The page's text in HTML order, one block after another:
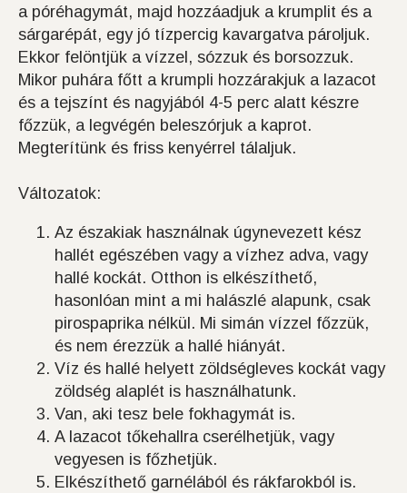
a póréhagymát, majd hozzáadjuk a krumplit és a
sárgarépát, egy jó tízpercig kavargatva pároljuk.
Ekkor felöntjük a vízzel, sózzuk és borsozzuk.
Mikor puhára főtt a krumpli hozzárakjuk a lazacot
és a tejszínt és nagyjából 4-5 perc alatt készre
főzzük, a legvégén beleszórjuk a kaprot.
Megterítünk és friss kenyérrel tálaljuk.
Változatok:
Az északiak használnak úgynevezett kész
hallét egészében vagy a vízhez adva, vagy
hallé kockát. Otthon is elkészíthető,
hasonlóan mint a mi halászlé alapunk, csak
pirospaprika nélkül. Mi simán vízzel főzzük,
és nem érezzük a hallé hiányát.
Víz és hallé helyett zöldségleves kockát vagy
zöldség alaplét is használhatunk.
Van, aki tesz bele fokhagymát is.
A lazacot tőkehallra cserélhetjük, vagy
vegyesen is főzhetjük.
Elkészíthető garnélából és rákfarokból is.